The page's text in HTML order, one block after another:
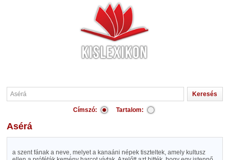
Címszó: Tartalom:
Asérá
a szent fának a neve, melyet a kanaáni népek tiszteltek, amely kultusz